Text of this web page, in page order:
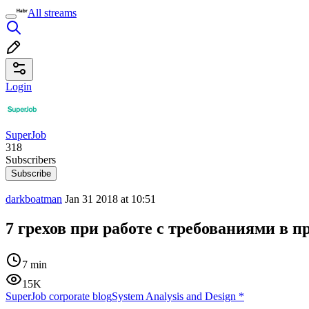
All streams
Login
SuperJob
318
Subscribers
Subscribe
darkboatman Jan 31 2018 at 10:51
7 грехов при работе с требованиями в
7 min
15K
SuperJob corporate blogSystem Analysis and Design *